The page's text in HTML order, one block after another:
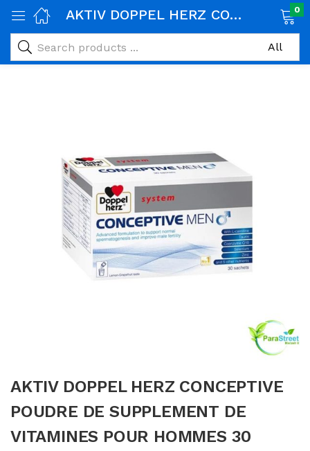
alimentaires)
AKTIV DOPPEL HERZ CONCEPTIVE POUDRE DE SUPPLEMENT DE VITAMINES POUR HOMMES 30 SACHETS 0
AKTIV DOPPEL HERZ CONCEPTIVE
POUDRE DE SUPPLEMENT DE
VITAMINES POUR HOMMES 30